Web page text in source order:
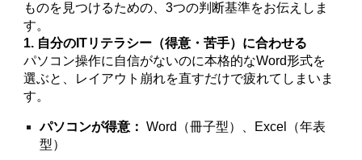
ものを見つけるための、3つの判断基準をお伝えしま
す。
1. 自分のITリテラシー（得意・苦手）に合わせる
パソコン操作に自信がないのに本格的なWord形式を
選ぶと、レイアウト崩れを直すだけで疲れてしまいま
す。
パソコンが得意： Word（冊子型）、Excel（年表
型）